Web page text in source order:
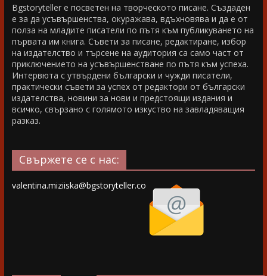
Bgstoryteller е посветен на творческото писане. Създаден
е за да усъвършенства, окуражава, вдъхновява и да е от
полза на младите писатели по пътя към публикуването на
първата им книга. Съвети за писане, редактиране, избор
на издателство и търсене на аудитория са само част от
приключението на усъвършенстване по пътя към успеха.
Интервюта с утвърдени български и чужди писатели,
практически съвети за успех от редактори от български
издателства, новини за нови и предстоящи издания и
всичко, свързано с голямото изкуство на завладяващия
разказ.
Свържете се с нас:
valentina.miziiska@bgstoryteller.co